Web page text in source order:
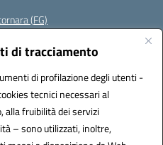
di tracciamento
di profilazione degli utenti -
tecnici necessari al
fruibilità dei servizi
– sono utilizzati, inoltre,
(FG)
(IPA): istsc_fgic83700p